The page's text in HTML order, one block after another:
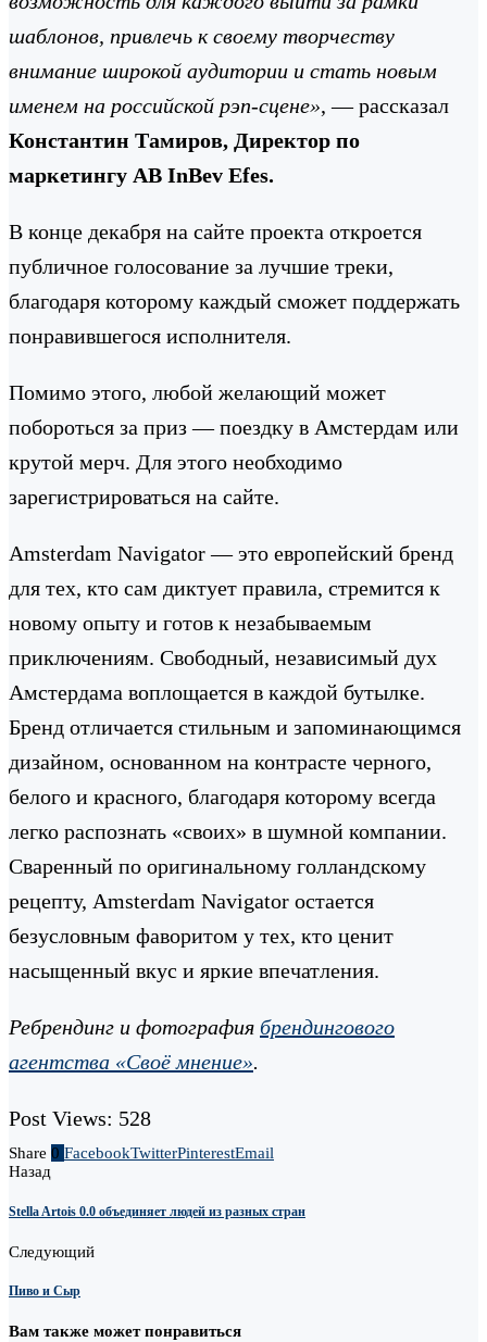
шаблонов, привлечь к своему творчеству
внимание широкой аудитории и стать новым
именем на российской рэп-сцене», — рассказал
Константин Тамиров, Директор по
маркетингу AB InBev Efes.
В конце декабря на сайте проекта откроется
публичное голосование за лучшие треки,
благодаря которому каждый сможет поддержать
понравившегося исполнителя.
Помимо этого, любой желающий может
побороться за приз — поездку в Амстердам или
крутой мерч. Для этого необходимо
зарегистрироваться на сайте.
Amsterdam Navigator — это европейский бренд
для тех, кто сам диктует правила, стремится к
новому опыту и готов к незабываемым
приключениям. Свободный, независимый дух
Амстердама воплощается в каждой бутылке.
Бренд отличается стильным и запоминающимся
дизайном, основанном на контрасте черного,
белого и красного, благодаря которому всегда
легко распознать «своих» в шумной компании.
Сваренный по оригинальному голландскому
рецепту, Amsterdam Navigator остается
безусловным фаворитом у тех, кто ценит
насыщенный вкус и яркие впечатления.
Ребрендинг и фотография брендингового
агентства «Своё мнение».
Post Views: 528
Share 0 FacebookTwitterPinterestEmail
Назад
Stella Artois 0.0 объединяет людей из разных стран
Следующий
Пиво и Сыр
Вам также может понравиться